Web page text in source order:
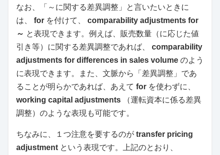
なお、「～に関する差異調整」と言いたいときに
は、 for を付けて、 comparability adjustments for
～ と表現できます。例えば、販売数量（に応じた値
引き等）に関する差異調整であれば、 comparability
adjustments for differences in sales volume のよう
に表現できます。また、文脈から「差異調整」であ
ることが明らかであれば、あえて for を使わずに、
working capital adjustments （運転資本に係る差異
調整）のような表現も可能です。
ちなみに、１つ注意を要するのが transfer pricing
adjustment という表現です。上記のとおり、